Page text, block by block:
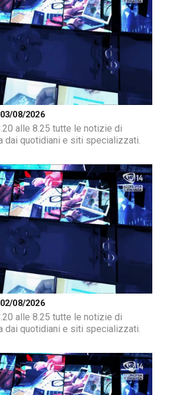
08/2026
alle 8.25 tutte le notizie di
dai quotidiani e siti specializzati.
08/2026
alle 8.25 tutte le notizie di
dai quotidiani e siti specializzati.